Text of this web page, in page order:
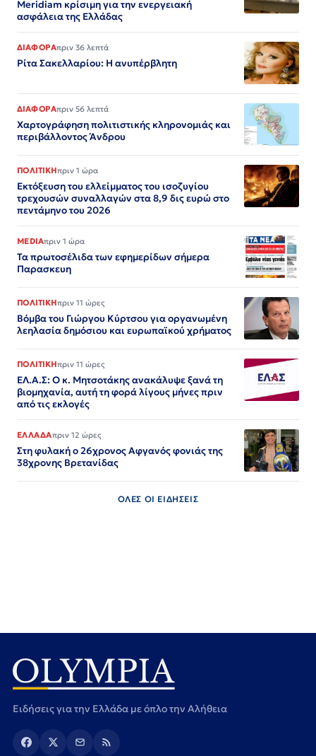
Meridiam κρίσιμη για την ενεργειακή
ασφάλεια της Ελλάδας
ΔΙΑΦΟΡΑπριν 36 λεπτά
Ρίτα Σακελλαρίου: Η ανυπέρβλητη
ΔΙΑΦΟΡΑπριν 56 λεπτά
Χαρτογράφηση πολιτιστικής κληρονομιάς και
περιβάλλοντος Άνδρου
ΠΟΛΙΤΙΚΗπριν 1 ώρα
Εκτόξευση του ελλείμματος του ισοζυγίου
τρεχουσών συναλλαγών στα 8,9 δις ευρώ στο
πεντάμηνο του 2026
MEDIAπριν 1 ώρα
Τα πρωτοσέλιδα των εφημερίδων σήμερα
Παρασκευη
ΠΟΛΙΤΙΚΗπριν 11 ώρες
Βόμβα του Γιώργου Κύρτσου για οργανωμένη
λεηλασία δημόσιου και ευρωπαϊκού χρήματος
ΠΟΛΙΤΙΚΗπριν 11 ώρες
ΕΛ.Α.Σ: Ο κ. Μητσοτάκης ανακάλυψε ξανά τη
βιομηχανία, αυτή τη φορά λίγους μήνες πριν
από τις εκλογές
ΕΛΛΑΔΑπριν 12 ώρες
Στη φυλακή ο 26χρονος Αφγανός φονιάς της
38χρονης Βρετανίδας
ΟΛΕΣ ΟΙ ΕΙΔΗΣΕΙΣ
Ειδήσεις για την Ελλάδα με όπλο την Αλήθεια